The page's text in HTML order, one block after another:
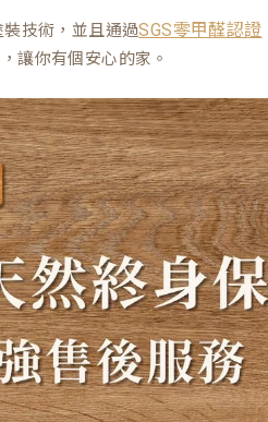
裝技術，並且通過SGS零甲醛認證
，讓你有個安心的家。